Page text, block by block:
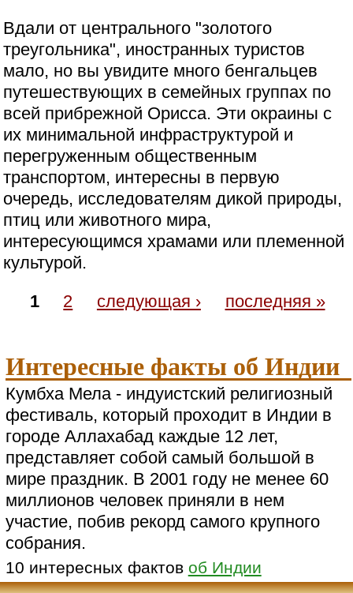
Вдали от центрального "золотого
треугольника", иностранных туристов
мало, но вы увидите много бенгальцев
путешествующих в семейных группах по
всей прибрежной Орисса. Эти окраины с
их минимальной инфраструктурой и
перегруженным общественным
транспортом, интересны в первую
очередь, исследователям дикой природы,
птиц или животного мира,
интересующимся храмами или племенной
культурой.
1
2 следующая › последняя »
Интересные факты об Индии
Кумбха Мела - индуистский религиозный
фестиваль, который проходит в Индии в
городе Аллахабад каждые 12 лет,
представляет собой самый большой в
мире праздник. В 2001 году не менее 60
миллионов человек приняли в нем
участие, побив рекорд самого крупного
собрания.
10 интересных фактов об Индии